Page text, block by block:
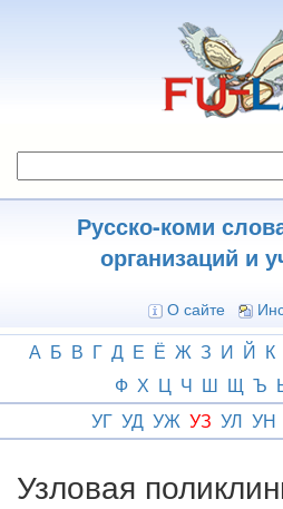
Русско-коми
организаций и
О сайте
А Б В Г Д Е Ё Ж З И Й К
Ф Х Ц Ч Ш Щ Ъ
УГ УД УЖ УЗ УЛ УН
Узловая